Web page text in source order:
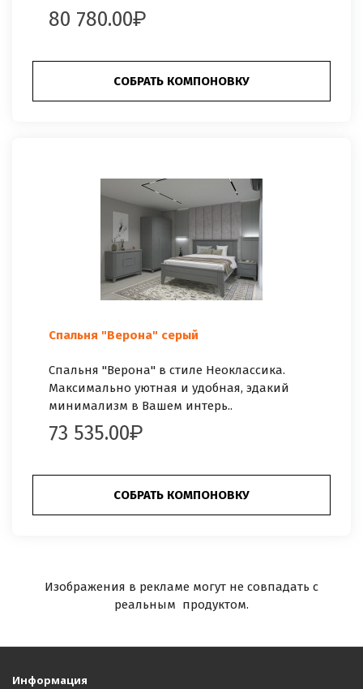
80 780.00
СОБРАТЬ КОМПОНОВКУ
Спальня "Верона" серый
Спальня "Верона" в стиле Неоклассика.
Максимально уютная и удобная, эдакий
минимализм в Вашем интерь..
73 535.00
СОБРАТЬ КОМПОНОВКУ
Изображения в рекламе могут не совпадать с
реальным продуктом.
Информация